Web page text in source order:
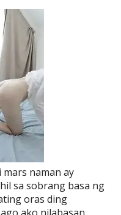
naman ay
sa sobrang basa ng
oras ding